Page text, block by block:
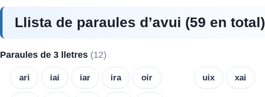
Llista de paraules d’avui (59 en total)
Paraules de 3 lletres (12)
ari iai iar ira oir uix xai